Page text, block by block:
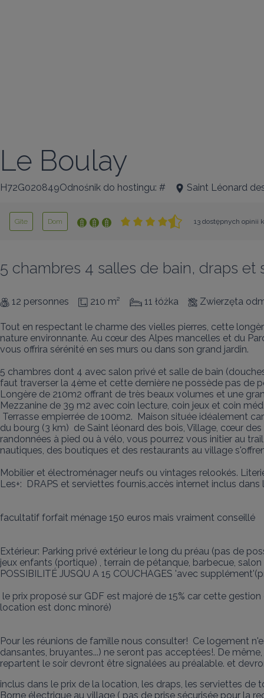
Le Boulay
H72G020849Odnośnik do hostingu: # Saint Léonard
Gîte Dom 13 dostępnych opinii
5 chambres 4 salles de bain, draps
12 personnes 210 m² 11 łóżka Zwierzęta
Tout en respectant le charme des vielles pierres, cette
nature environnante. Au cœur des Alpes mancelles et du
vous offrira sérénité en ses murs ou dans son grand jardin.
5 chambres dont 4 avec salon privé et salle de bain
faut traverser la 4ème et cette dernière ne possède pas de
Longère de 210m2 offrant de très beaux volumes et une
Mezzanine de 39 m2 avec coin lecture, coin jeux et coin
du bourg (3 km)  de Saint léonard des bois, Village, cœur
randonnées à pied ou à vélo, vous pourrez vous initier au
nautiques, des boutiques et des restaurants au village
Mobilier et électroménager neufs ou vintages relookés.
Les+:  DRAPS et serviettes fournis,accès internet inclus
facultatif forfait ménage 150 euros mais vraiment conseillé
Extérieur: Parking privé extérieur le long du préau (pas de
jeux enfants (portique) , terrain de pétanque, barbecue,
POSSIBILITÉ JUSQU A 15 COUCHAGES 'avec
location est donc minoré)
Pour les réunions de famille nous consulter!  Ce logement
dansantes, bruyantes...) ne seront pas acceptées!. De
repartent le soir devront être signalées au préalable. et
inclus dans le prix de la location, les draps, les serviettes
Borne électrique au village ( pas de prise sécurisée pour la